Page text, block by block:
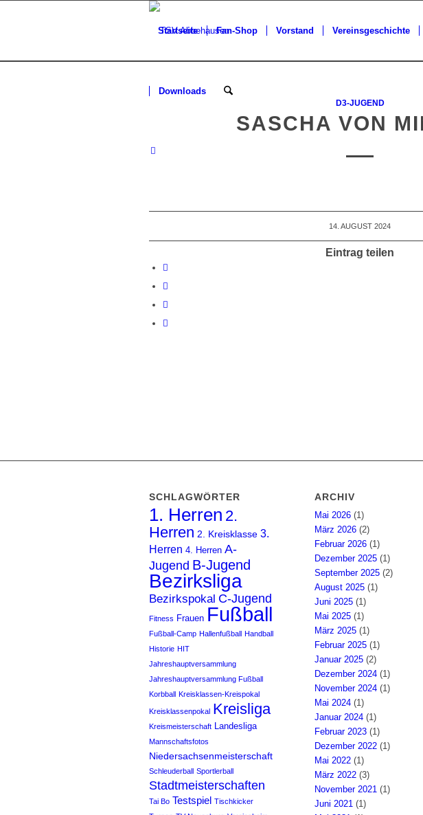
Startseite Fan-Shop Vorstand Vereinsgeschichte
Downloads
D3-JUGEND
SASCHA VON
14. AUGUST 2024
Eintrag teilen
SCHLAGWÖRTER
1. Herren 2.
Herren 2. Kreisklasse 3.
Herren 4. Herren A-
Jugend B-Jugend
Bezirksliga
Bezirkspokal C-Jugend
Fitness Frauen Fußball
Fußball-Camp Hallenfußball Handball
Historie HIT
Jahreshauptversammlung
Jahreshauptversammlung Fußball
Korbball Kreisklassen-Kreispokal
Kreisklassenpokal Kreisliga
Kreismeisterschaft Landesliga
Mannschaftsfotos
Niedersachsenmeisterschaft
Schleuderball Sportlerball
Stadtmeisterschaften
Tai Bo Testspiel Tischkicker
ARCHIV
Mai 2026 (1)
März 2026 (2)
Februar 2026 (1)
Dezember 2025 (1)
September 2025 (2)
August 2025 (1)
Juni 2025 (1)
Mai 2025 (1)
März 2025 (1)
Februar 2025 (1)
Januar 2025 (2)
Dezember 2024 (1)
November 2024 (1)
Mai 2024 (1)
Januar 2024 (1)
Februar 2023 (1)
Dezember 2022 (1)
Mai 2022 (1)
März 2022 (3)
November 2021 (1)
Juni 2021 (1)